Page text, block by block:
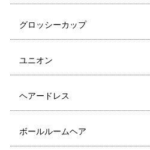
グロッシーカップ
ユニオン
ヘアードレス
ボールルームヘア